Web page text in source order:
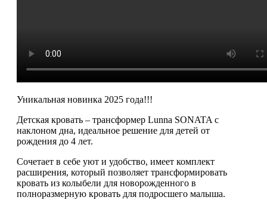
Уникальная новинка 2025 года!!!
Детская кровать – трансформер Lunna SONATA с
наклоном дна, идеальное решение для детей от
рождения до 4 лет.
Сочетает в себе уют и удобство, имеет комплект
расширения, который позволяет трансформировать
кровать из колыбели для новорожденного в
полноразмерную кровать для подросшего малыша.